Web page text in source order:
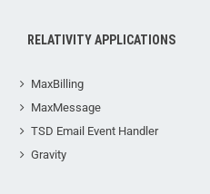
RELATIVITY APPLICATIONS
MaxBilling
MaxMessage
TSD Email Event Handler
Gravity